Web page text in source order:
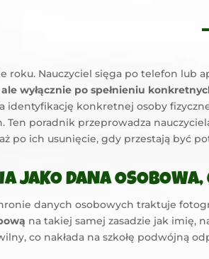
roku. Nauczyciel sięga po telefon lub
wyłącznie po spełnieniu
identyfikację konkretnej osoby
poradnik przeprowadza
po ich usunięcie, gdy przestają być
JAKO DANA
danych osobowych traktuje
na takiej samej zasadzie jak imię,
co nakłada na szkołę podwójną